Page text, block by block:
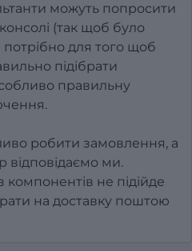
можуть попросити
(так щоб було
для того щоб
підібрати
правильну
робити замовлення, а
відповідаємо ми.
компонентів не підійде
на доставку поштою